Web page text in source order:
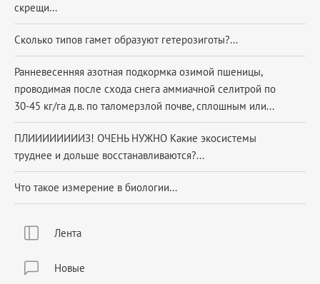
Лента
Новые
скрещи...
Сколько типов гамет образуют гетерозиготы?...
Ранневесенняя азотная подкормка озимой пшеницы,
проводимая после схода снега аммиачной селитрой по
30-45 кг/га д.в. по таломерзлой почве, сплошным или...
ПЛИИИИИИИИЗ! ОЧЕНЬ НУЖНО Какие экосистемы
труднее и дольше восстанавливаются?...
Что такое измерение в биологии...